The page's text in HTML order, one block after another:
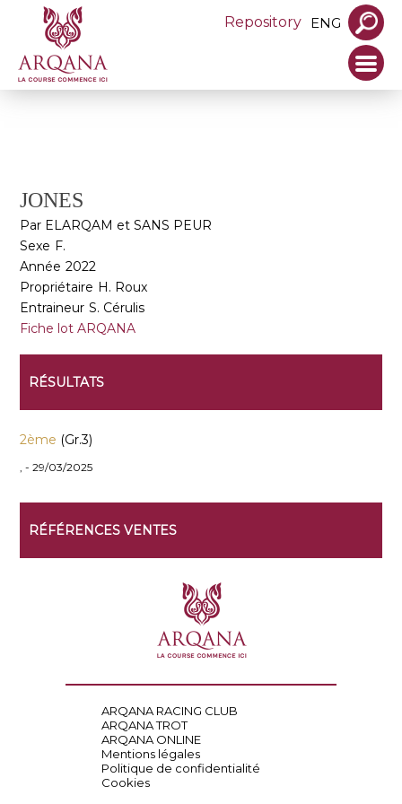
Repository ENG
JONES
Par ELARQAM et SANS PEUR
Sexe F.
Année 2022
Propriétaire H. Roux
Entraineur S. Cérulis
Fiche lot ARQANA
RÉSULTATS
2ème (Gr.3)
, - 29/03/2025
RÉFÉRENCES VENTES
ARQANA RACING CLUB
ARQANA TROT
ARQANA ONLINE
Mentions légales
Politique de confidentialité
Cookies